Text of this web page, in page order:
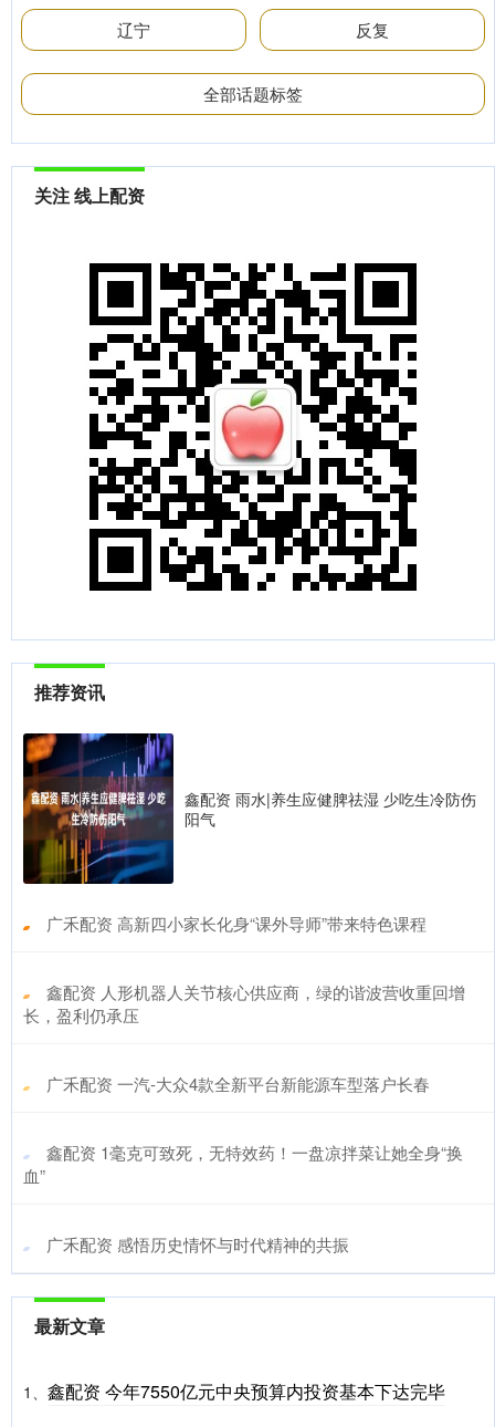
辽宁 反复
全部话题标签
关注 线上配资
推荐资讯
鑫配资 雨水|养生应健脾祛湿 少吃生冷防伤
阳气
​广禾配资 高新四小家长化身“课外导师”带来特色课程
​鑫配资 人形机器人关节核心供应商，绿的谐波营收重回增
长，盈利仍承压
​广禾配资 一汽-大众4款全新平台新能源车型落户长春
​鑫配资 1毫克可致死，无特效药！一盘凉拌菜让她全身“换
血”
​广禾配资 感悟历史情怀与时代精神的共振
最新文章
1、 鑫配资 今年7550亿元中央预算内投资基本下达完毕